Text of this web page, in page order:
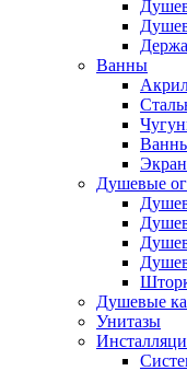
Ванны
Душевые
Душевые
Унитазы